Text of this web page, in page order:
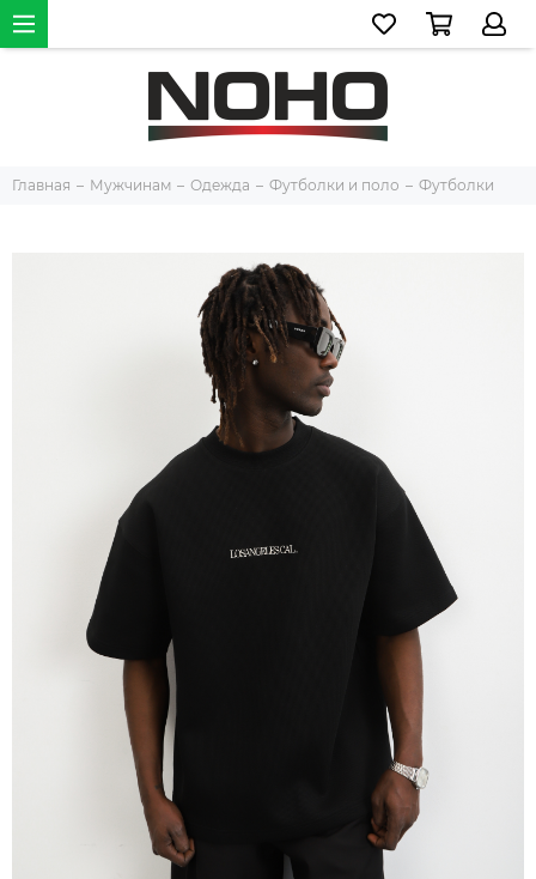
Главная Мужчинам Одежда Футболки и поло Футболки